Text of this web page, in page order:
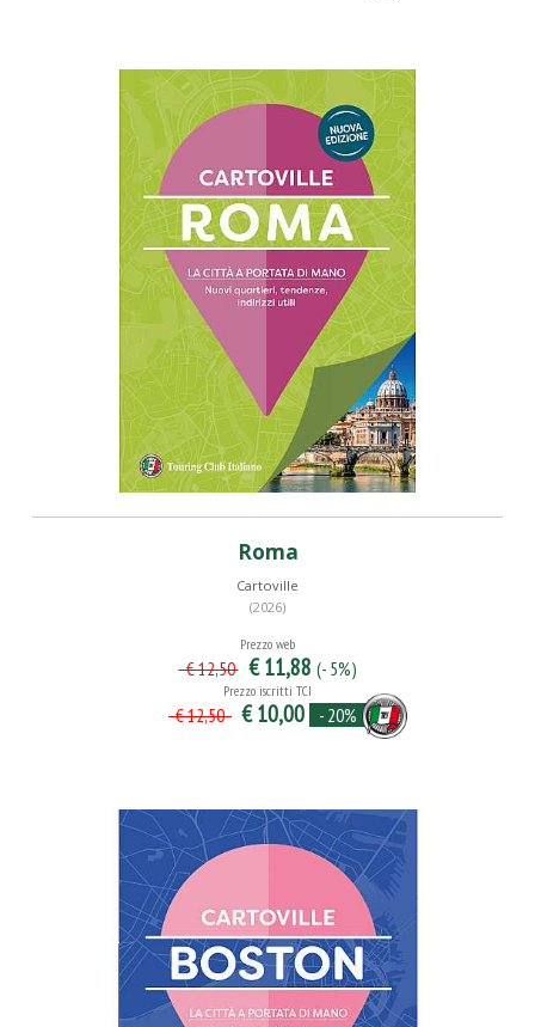
Roma
Cartoville
(2026)
Prezzo web
€ 12,50 € 11,88 (- 5%)
Prezzo iscritti TCI
€ 12,50 € 10,00 - 20%